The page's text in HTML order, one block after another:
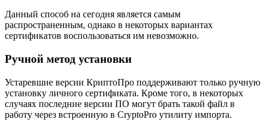
Данный способ на сегодня является самым
распространенным, однако в некоторых вариантах
сертификатов воспользоваться им невозможно.
Ручной метод установки
Устаревшие версии КриптоПро поддерживают только ручную
установку личного сертификата. Кроме того, в некоторых
случаях последние версии ПО могут брать такой файл в
работу через встроенную в CryptoPro утилиту импорта.